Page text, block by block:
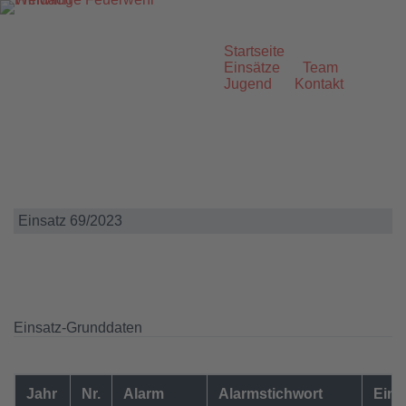
Zum
Startseite
Einsätze
Team
Jugend
Kontakt
Einsatz 69/2023
Einsatz-Grunddaten
Jahr Nr. Alarm Alarmstichwort